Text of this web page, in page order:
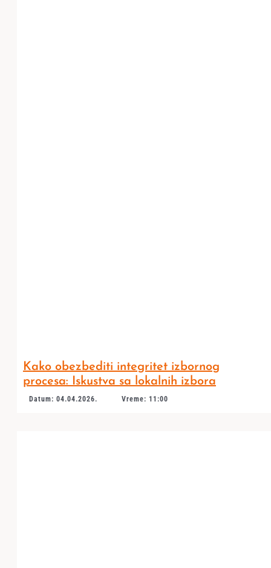
Kako obezbediti integritet izbornog
procesa: Iskustva sa lokalnih izbora
Datum: 04.04.2026. Vreme: 11:00